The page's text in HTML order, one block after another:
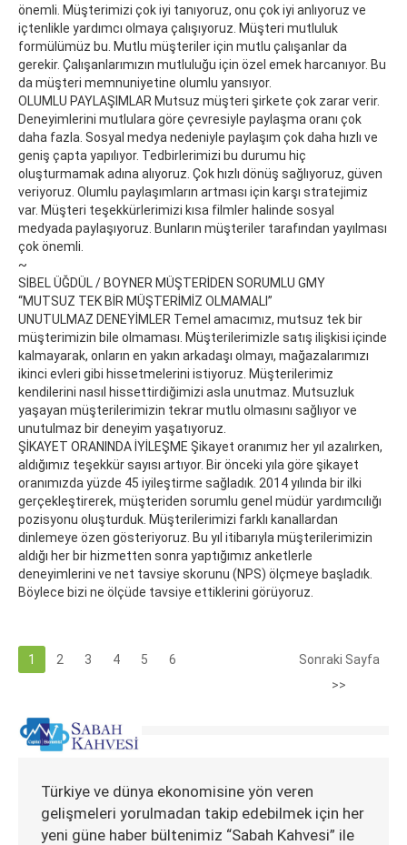
önemli. Müşterimizi çok iyi tanıyoruz, onu çok iyi anlıyoruz ve
içtenlikle yardımcı olmaya çalışıyoruz. Müşteri mutluluk
formülümüz bu. Mutlu müşteriler için mutlu çalışanlar da
gerekir. Çalışanlarımızın mutluluğu için özel emek harcanıyor. Bu
da müşteri memnuniyetine olumlu yansıyor.
OLUMLU PAYLAŞIMLAR Mutsuz müşteri şirkete çok zarar verir.
Deneyimlerini mutlulara göre çevresiyle paylaşma oranı çok
daha fazla. Sosyal medya nedeniyle paylaşım çok daha hızlı ve
geniş çapta yapılıyor. Tedbirlerimizi bu durumu hiç
oluşturmamak adına alıyoruz. Çok hızlı dönüş sağlıyoruz, güven
veriyoruz. Olumlu paylaşımların artması için karşı stratejimiz
var. Müşteri teşekkürlerimizi kısa filmler halinde sosyal
medyada paylaşıyoruz. Bunların müşteriler tarafından yayılması
çok önemli.
~
SİBEL ÜĞDÜL / BOYNER MÜŞTERİDEN SORUMLU GMY
“MUTSUZ TEK BİR MÜŞTERİMİZ OLMAMALI”
UNUTULMAZ DENEYİMLER Temel amacımız, mutsuz tek bir
müşterimizin bile olmaması. Müşterilerimizle satış ilişkisi içinde
kalmayarak, onların en yakın arkadaşı olmayı, mağazalarımızı
ikinci evleri gibi hissetmelerini istiyoruz. Müşterilerimiz
kendilerini nasıl hissettirdiğimizi asla unutmaz. Mutsuzluk
yaşayan müşterilerimizin tekrar mutlu olmasını sağlıyor ve
unutulmaz bir deneyim yaşatıyoruz.
ŞİKAYET ORANINDA İYİLEŞME Şikayet oranımız her yıl azalırken,
aldığımız teşekkür sayısı artıyor. Bir önceki yıla göre şikayet
oranımızda yüzde 45 iyileştirme sağladık. 2014 yılında bir ilki
gerçekleştirerek, müşteriden sorumlu genel müdür yardımcılığı
pozisyonu oluşturduk. Müşterilerimizi farklı kanallardan
dinlemeye özen gösteriyoruz. Bu yıl itibarıyla müşterilerimizin
aldığı her bir hizmetten sonra yaptığımız anketlerle
deneyimlerini ve net tavsiye skorunu (NPS) ölçmeye başladık.
Böylece bizi ne ölçüde tavsiye ettiklerini görüyoruz.
1 2 3 4 5 6
Sonraki Sayfa
>>
Türkiye ve dünya ekonomisine yön veren
gelişmeleri yorulmadan takip edebilmek için her
yeni güne haber bültenimiz “Sabah Kahvesi” ile